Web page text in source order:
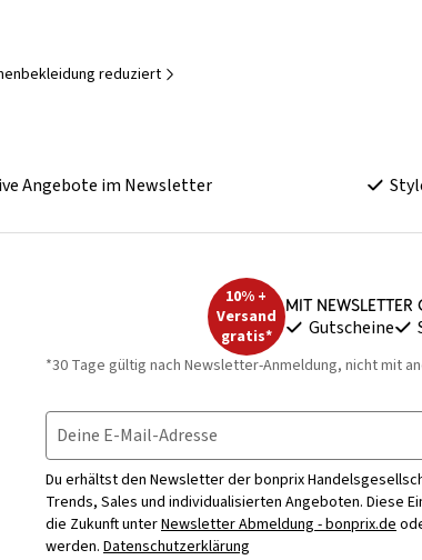
reduziert
Angebote im Newsletter
10% +
Versand
gratis*
Mit Newsletter
Gutscheine
*30 Tage gültig nach Newsletter-Anmeldung, nicht mit
Deine E-Mail-Adresse
Du erhältst den Newsletter der bonprix
Trends, Sales und individualisierten Angeboten. Diese
die Zukunft unterNewsletter Abmeldung - bonprix.de
werden. Datenschutzerklärung